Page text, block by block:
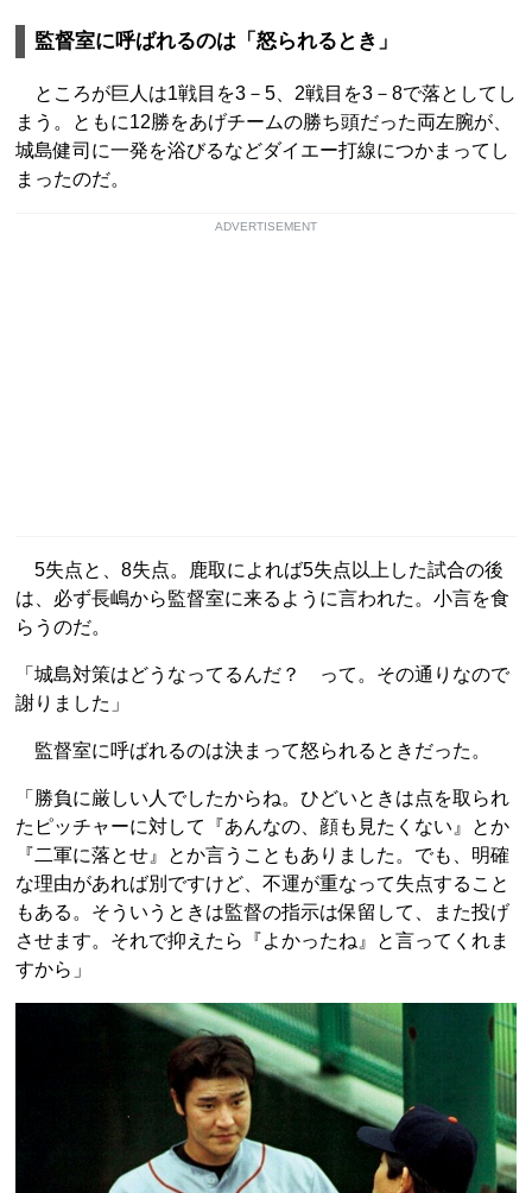
監督室に呼ばれるのは「怒られるとき」
ところが巨人は1戦目を3－5、2戦目を3－8で落としてし
まう。ともに12勝をあげチームの勝ち頭だった両左腕が、
城島健司に一発を浴びるなどダイエー打線につかまってし
まったのだ。
ADVERTISEMENT
5失点と、8失点。鹿取によれば5失点以上した試合の後
は、必ず長嶋から監督室に来るように言われた。小言を食
らうのだ。
「城島対策はどうなってるんだ？ って。その通りなので
謝りました」
監督室に呼ばれるのは決まって怒られるときだった。
「勝負に厳しい人でしたからね。ひどいときは点を取られ
たピッチャーに対して『あんなの、顔も見たくない』とか
『二軍に落とせ』とか言うこともありました。でも、明確
な理由があれば別ですけど、不運が重なって失点すること
もある。そういうときは監督の指示は保留して、また投げ
させます。それで抑えたら『よかったね』と言ってくれま
すから」